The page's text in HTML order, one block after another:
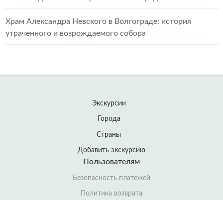
Храм Александра Невского в Волгограде: история
утраченного и возрождаемого собора
Экскурсии
Города
Страны
Добавить экскурсию
Пользователям
Безопасность платежей
Политика возврата